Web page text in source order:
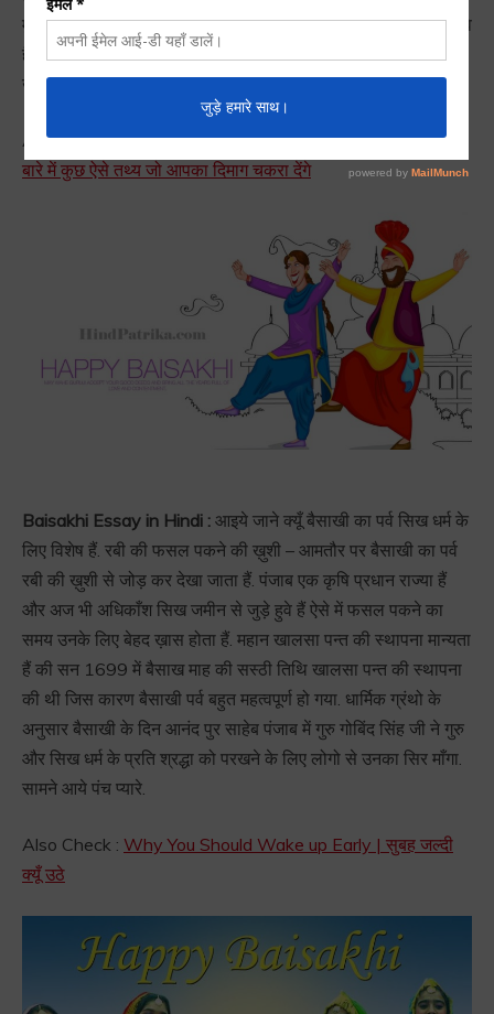
मुख्यतउत्तर भारतमें मनाई जाती हैं लेकिन आज जहाँ जहाँ सिख भाई बसे हुवे
हैं वहां वहां इसे जरुर मनाया जाता हैं. बैसाखी रबी की फसल के पकने की
ख़ुशी के साथ उनके महान खालसा पन्त से भी जुड़ा हुआ हैं.
Also Check :Mind Blowing Facts about Dreams | सपनो के
बारे में कुछ ऐसे तथ्य जो आपका दिमाग चकरा देंगे
Baisakhi Essay in Hindi : आइये जाने क्यूँ बैसाखी का पर्व सिख धर्म के
लिए विशेष हैं. रबी की फसल पकने की ख़ुशी – आमतौर पर बैसाखी का पर्व
रबी की ख़ुशी से जोड़ कर देखा जाता हैं. पंजाब एक कृषि प्रधान राज्या हैं
और अज भी अधिकाँश सिख जमीन से जुड़े हुवे हैं ऐसे में फसल पकने का
समय उनके लिए बेहद ख़ास होता हैं. महान खालसा पन्त की स्थापना मान्यता
हैं की सन 1699 में बैसाख माह की सस्ठी तिथि खालसा पन्त की स्थापना
की थी जिस कारण बैसाखी पर्व बहुत महत्वपूर्ण हो गया. धार्मिक ग्रंथो के
अनुसार बैसाखी के दिन आनंद पुर साहेब पंजाब में गुरु गोबिंद सिंह जी ने गुरु
और सिख धर्म के प्रति श्रद्धा को परखने के लिए लोगो से उनका सिर माँगा.
सामने आये पंच प्यारे.
Also Check : Why You Should Wake up Early | सुबह जल्दी
क्यूँ उठे